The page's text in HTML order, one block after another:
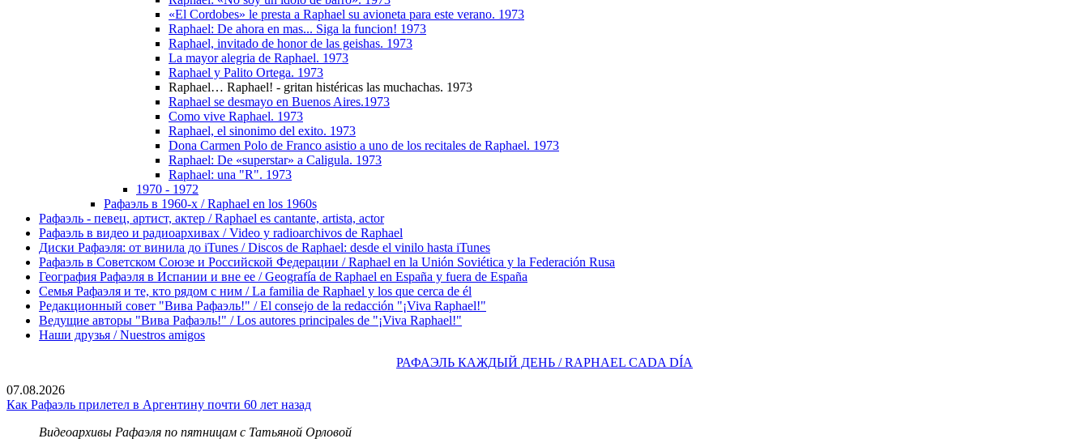
«El Cordobes» le presta a Raphael su avioneta para este verano. 1973
Raphael: De ahora en mas... Siga la funcion! 1973
Raphael, invitado de honor de las geishas. 1973
La mayor alegria de Raphael. 1973
Raphael y Palito Ortega. 1973
Raphael… Raphael! - gritan histéricas las muchachas. 1973
Raphael se desmayo en Buenos Aires.1973
Como vive Raphael. 1973
Raphael, el sinonimo del exito. 1973
Dona Carmen Polo de Franco asistio a uno de los recitales de Raphael. 1973
Raphael: De «superstar» a Caligula. 1973
Raphael: una "R". 1973
1970 - 1972
Рафаэль в 1960-х / Raphael en los 1960s
Рафаэль - певец, артист, актер / Raphael es cantante, artista, actor
Рафаэль в видео и радиоархивах / Video y radioarchivos de Raphael
Диски Рафаэля: от винила до iTunes / Discos de Raphael: desde el vinilo hasta iTunes
Рафаэль в Советском Союзе и Российской Федерации / Raphael en la Unión Soviética y la Federación Rusa
География Рафаэля в Испании и вне ее / Geografía de Raphael en España y fuera de España
Семья Рафаэля и те, кто рядом с ним / La familia de Raphael y los que cerca de él
Редакционный совет "Вива Рафаэль!" / El consejo de la redacción "¡Viva Raphael!"
Ведущие авторы "Вива Рафаэль!" / Los autores principales de "¡Viva Raphael!"
Наши друзья / Nuestros amigos
РАФАЭЛЬ КАЖДЫЙ ДЕНЬ / RAPHAEL CADA DÍA
07.08.2026
Как Рафаэль прилетел в Аргентину почти 60 лет назад
Видеоархивы Рафаэля по пятницам с Татьяной Орловой